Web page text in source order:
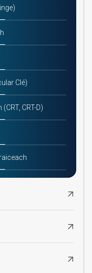
Clé)
CRT-D)